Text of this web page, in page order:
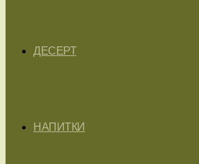
ДЕСЕРТ
НАПИТКИ